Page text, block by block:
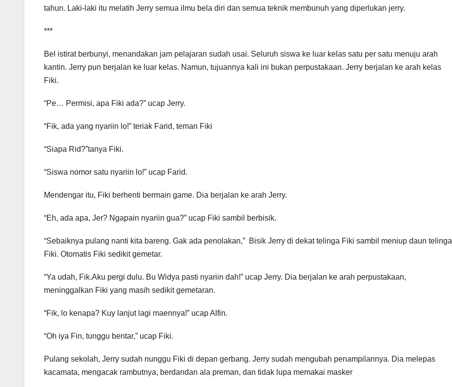
tahun. Laki-laki itu melatih Jerry semua ilmu bela diri dan semua teknik membunuh yang diperlukan jerry.
***
Bel istirat berbunyi, menandakan jam pelajaran sudah usai. Seluruh siswa ke luar kelas satu per satu menuju arah
kantin. Jerry pun berjalan ke luar kelas. Namun, tujuannya kali ini bukan perpustakaan. Jerry berjalan ke arah kelas
Fiki.
“Pe… Permisi, apa Fiki ada?” ucap Jerry.
“Fik, ada yang nyariin lo!” teriak Farid, teman Fiki
“Siapa Rid?”tanya Fiki.
“Siswa nomor satu nyariin lo!” ucap Farid.
Mendengar itu, Fiki berhenti bermain game. Dia berjalan ke arah Jerry.
“Eh, ada apa, Jer? Ngapain nyariin gua?” ucap Fiki sambil berbisik.
“Sebaiknya pulang nanti kita bareng. Gak ada penolakan,” Bisik Jerry di dekat telinga Fiki sambil meniup daun telinga
Fiki. Otomatis Fiki sedikit gemetar.
“Ya udah, Fik.Aku pergi dulu. Bu Widya pasti nyariin dah!” ucap Jerry. Dia berjalan ke arah perpustakaan,
meninggalkan Fiki yang masih sedikit gemetaran.
“Fik, lo kenapa? Kuy lanjut lagi maennya!” ucap Alfin.
“Oh iya Fin, tunggu bentar,” ucap Fiki.
Pulang sekolah, Jerry sudah nunggu Fiki di depan gerbang. Jerry sudah mengubah penampilannya. Dia melepas
kacamata, mengacak rambutnya, berdandan ala preman, dan tidak lupa memakai masker